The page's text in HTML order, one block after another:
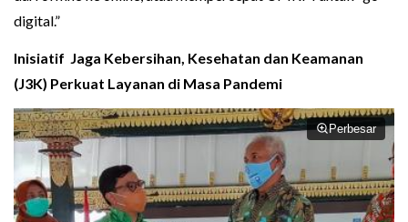
digital.”
Inisiatif Jaga Kebersihan, Kesehatan dan Keamanan
(J3K) Perkuat Layanan di Masa Pandemi
Perbesar